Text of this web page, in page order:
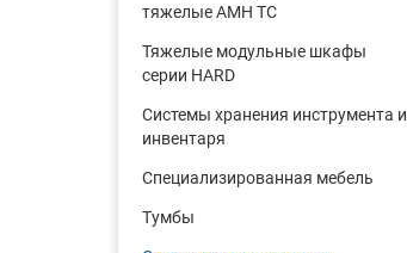
тяжелые AMH TC
Тяжелые модульные шкафы
серии HARD
Системы хранения инструмента и
инвентаря
Cпециализированная мебель
Тумбы